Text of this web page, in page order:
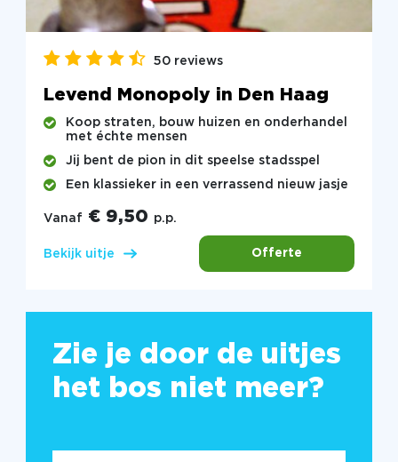
50 reviews
Levend Monopoly in Den Haag
Koop straten, bouw huizen en onderhandel
met échte mensen
Jij bent de pion in dit speelse stadsspel
Een klassieker in een verrassend nieuw jasje
Vanaf € 9,50 p.p.
Bekijk uitje Offerte
Zie je door de uitjes
het bos niet meer?